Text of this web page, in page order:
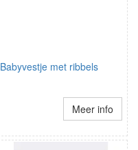
Babyvestje met ribbels
Meer info